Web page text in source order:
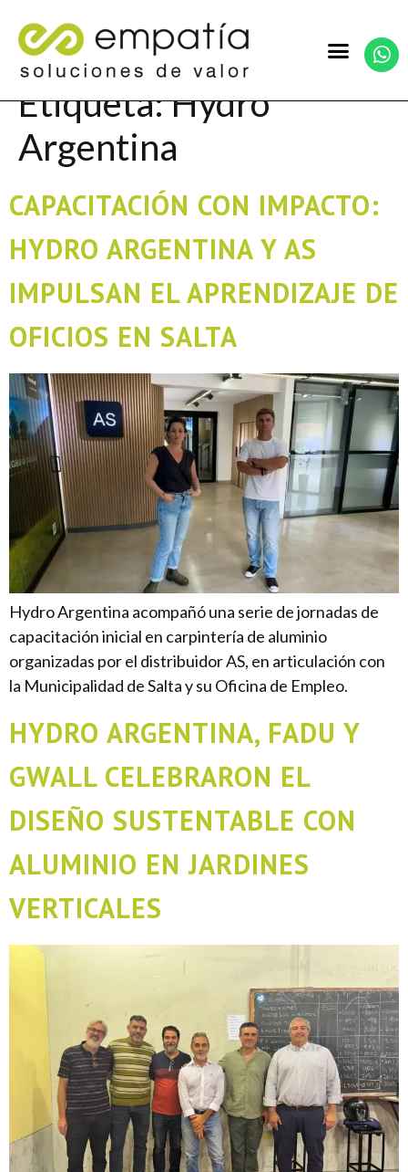
Etiqueta:Hydro
Argentina
CAPACITACIÓN CON IMPACTO:
HYDRO ARGENTINA Y AS
IMPULSAN EL APRENDIZAJE DE
OFICIOS EN SALTA
Hydro Argentina acompañó una serie de jornadas de
capacitación inicial en carpintería de aluminio
organizadas por el distribuidor AS, en articulación con
la Municipalidad de Salta y su Oficina de Empleo.
HYDRO ARGENTINA, FADU Y
GWALL CELEBRARON EL
DISEÑO SUSTENTABLE CON
ALUMINIO EN JARDINES
VERTICALES